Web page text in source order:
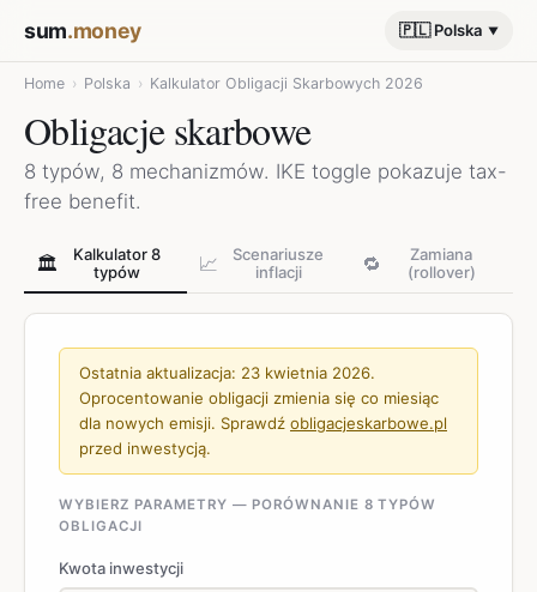
sum.money 🇵🇱 Polska
Home › Polska › Kalkulator Obligacji Skarbowych 2026
Obligacje skarbowe
8 typów, 8 mechanizmów. IKE toggle pokazuje tax-
free benefit.
🏛️
Kalkulator 8
typów
📈
Scenariusze
inflacji
🔁
Zamiana
(rollover)
Ostatnia aktualizacja: 23 kwietnia 2026.
Oprocentowanie obligacji zmienia się co miesiąc
dla nowych emisji. Sprawdź obligacjeskarbowe.pl
przed inwestycją.
WYBIERZ PARAMETRY — PORÓWNANIE 8 TYPÓW
OBLIGACJI
Kwota inwestycji